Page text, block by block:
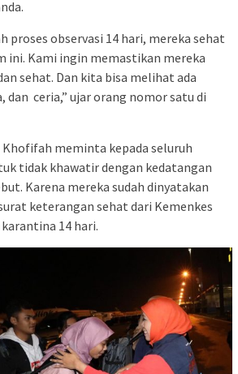
proses observasi 14 hari, mereka sehat
ini. Kami ingin memastikan mereka
sehat. Dan kita bisa melihat ada
dan ceria,” ujar orang nomor satu di
meminta kepada seluruh
tidak khawatir dengan kedatangan
Karena mereka sudah dinyatakan
keterangan sehat dari Kemenkes
14 hari.